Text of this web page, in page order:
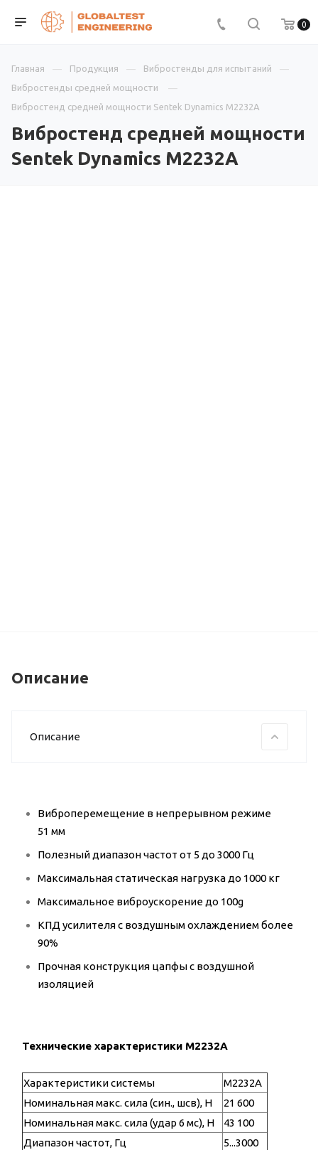
0
Главная Продукция
Вибростенды для испытаний
Вибростенды средней мощности
Вибростенд средней мощности Sentek Dynamics M2232A
Вибростенд средней мощности
Sentek Dynamics M2232A
Описание
Описание
Виброперемещение в непрерывном режиме
51 мм
Полезный диапазон частот от 5 до 3000 Гц
Максимальная статическая нагрузка до 1000 кг
Максимальное виброускорение до 100g
КПД усилителя с воздушным охлаждением более
90%
Прочная конструкция цапфы с воздушной
изоляцией
Технические характеристики M2232A
Характеристики системы
M2232A
Номинальная макс. сила (син., шсв), Н
21 600
Номинальная макс. сила (удар 6 мс), Н
43 100
Диапазон частот, Гц
5...3000